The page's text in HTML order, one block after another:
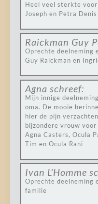
Heel veel sterkte
Joseph en Petra Denis
Raickman Guy
Oprechte deelneming
Guy Raickman en
Agna schreef:
Mijn innige
oma. De mooie
hier de pijn
bijzondere vrouw voor
Agna Casters, Ocula
Tim en Ocula Rani
Ivan L'Homme
Oprechte deelneming
familie